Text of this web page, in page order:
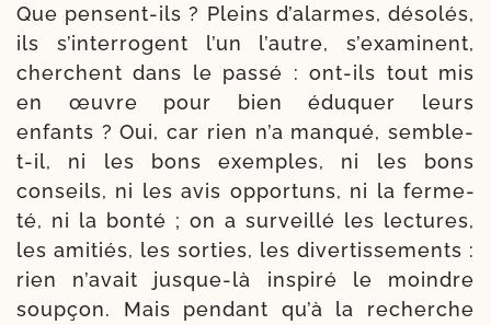
Que pensent-​ils ? Pleins d’alarmes, déso­lés,
ils s’interrogent l’un l’autre, s’exami­nent,
cherchent dans le pas­sé : ont-​ils tout mis
en œuvre pour bien édu­quer leurs
enfants ? Oui, car rien n’a man­qué, semble-​
t-​il, ni les bons exemples, ni les bons
conseils, ni les avis oppor­tuns, ni la fer­me­
té, ni la bon­té ; on a sur­veillé les lec­tures,
les ami­tiés, les sor­ties, les diver­tis­se­ments :
rien n’avait jusque-​là ins­pi­ré le moindre
soup­çon. Mais pen­dant qu’à la recherche